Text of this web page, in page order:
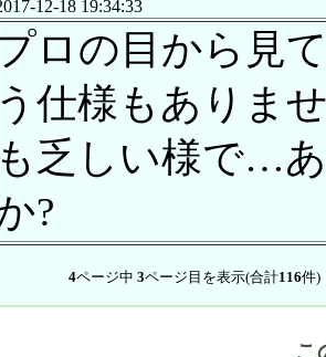
12-18 19:34:33
ロの目から見
う仕様もありま
も乏しい様で…
?
4ページ中 3ページ目を表示(合計116件)
こ